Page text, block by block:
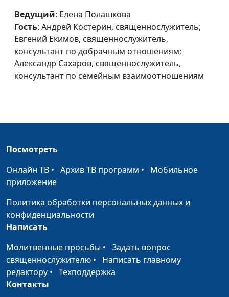
семейным
взаимоотношениям
Симфония любви.
Узурпация власти
Елена Полашкова,
священнослужитель;
консультант по
Симфония любви.
Статус женщины
Евгений Екимов,
священнослужитель,
консультант по
Ведущий: Елена Полашкова
Гость: Андрей Костерин, священнослужитель;
Евгений Екимов, священнослужитель,
консультант по добрачным отношениям;
Александр Сахаров, священнослужитель,
консультант по семейным взаимоотношениям
Посмотреть
Онлайн ТВ • Архив ТВ программ • Мобильное
приложение
Политика обработки персональных данных и
конфиденциальности
Написать
Молитвенные просьбы • Задать вопрос
священнослужителю • Написать главному
редактору • Техподдержка
Контакты